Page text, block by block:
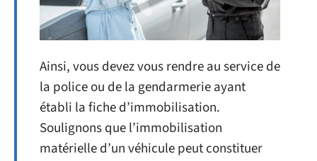
Ainsi, vous devez vous rendre au service de
la police ou de la gendarmerie ayant
établi la fiche d’immobilisation.
Soulignons que l’immobilisation
matérielle d’un véhicule peut constituer